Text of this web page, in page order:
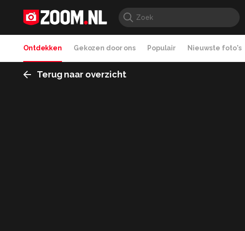
Ontdekken Gekozen door ons Populair Nieuwste foto's
Terug naar overzicht